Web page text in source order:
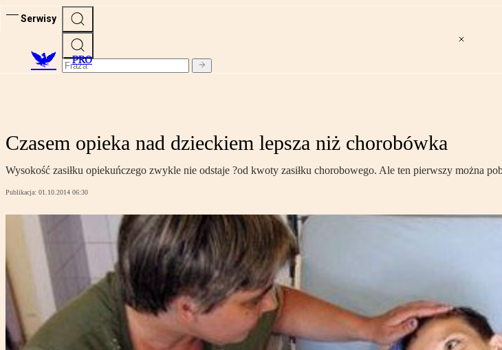
Serwisy
PRO
Czasem opieka nad dzieckiem lepsza niż chorobówka
Wysokość zasiłku opiekuńczego zwykle nie odstaje ?od kwoty zasiłku chorobowego. Ale ten pierwszy można
Publikacja: 01.10.2014 06:30